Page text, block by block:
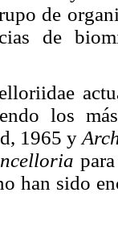
de
de
los
1965 y
han sido